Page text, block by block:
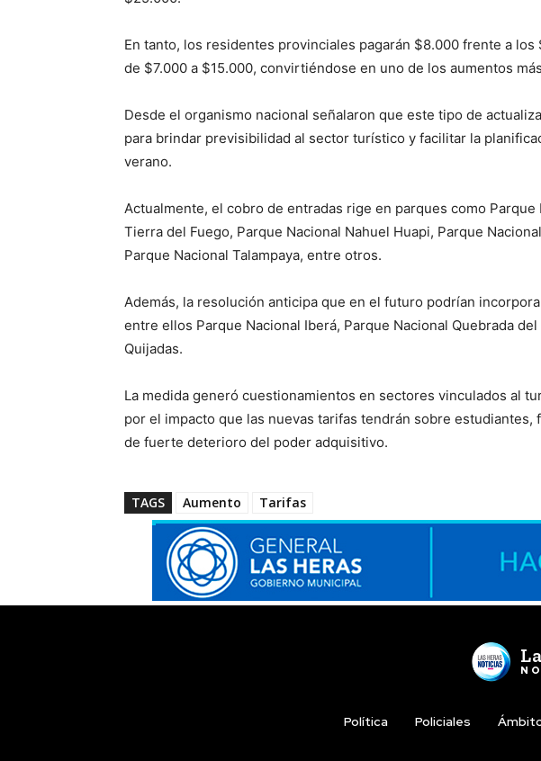
En tanto, los residentes provinciales pagarán $8.000 frente a
de $7.000 a $15.000, convirtiéndose en uno de los aumentos
Desde el organismo nacional señalaron que este tipo de
para brindar previsibilidad al sector turístico y facilitar la
verano.
Actualmente, el cobro de entradas rige en parques como Parque
Tierra del Fuego, Parque Nacional Nahuel Huapi, Parque
Parque Nacional Talampaya, entre otros.
Además, la resolución anticipa que en el futuro podrían
entre ellos Parque Nacional Iberá, Parque Nacional Quebrada
Quijadas.
La medida generó cuestionamientos en sectores vinculados al
por el impacto que las nuevas tarifas tendrán sobre
de fuerte deterioro del poder adquisitivo.
TAGS Aumento Tarifas
Política Policiales